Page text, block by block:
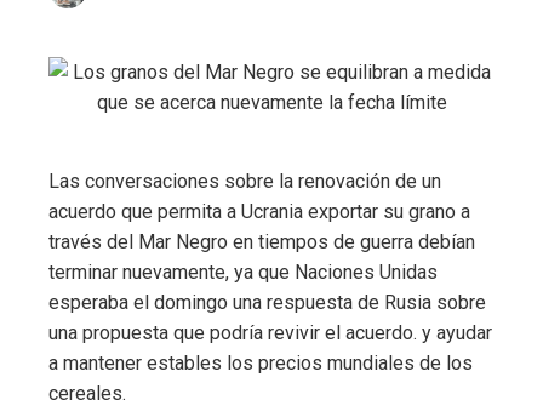
Las conversaciones sobre la renovación de un
acuerdo que permita a Ucrania exportar su grano a
través del Mar Negro en tiempos de guerra debían
terminar nuevamente, ya que Naciones Unidas
esperaba el domingo una respuesta de Rusia sobre
una propuesta que podría revivir el acuerdo. y ayudar
a mantener estables los precios mundiales de los
cereales.